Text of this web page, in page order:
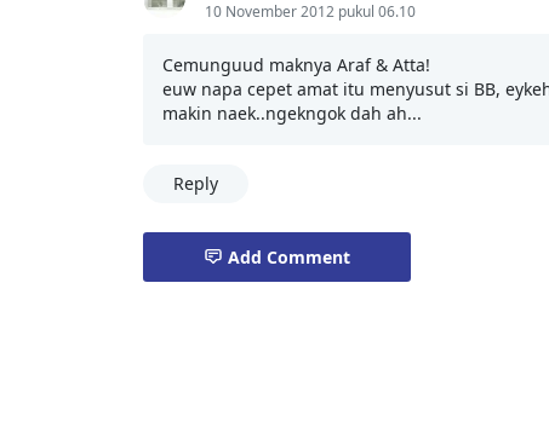
10 November 2012 pukul 06.10
Cemunguud maknya Araf & Atta!
euw napa cepet amat itu menyusut si BB,
makin naek..ngekngok dah ah...
Reply
Add Comment